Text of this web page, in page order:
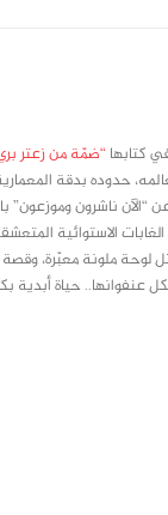
كتابها“ضمّة من زعتر
حدوده بدقة
“الآن ناشرون
الاستوائية
التي تقع في 282 صفحة يمثل
حياة أبدية